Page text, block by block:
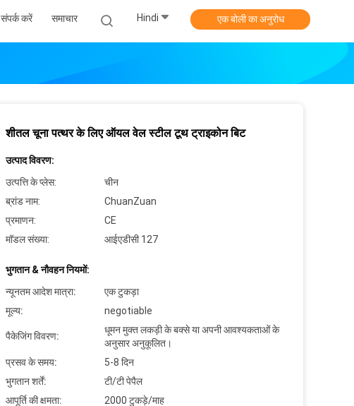
संपर्क करें समाचार Hindi एक बोली का अनुरोध
शीतल चूना पत्थर के लिए ऑयल वेल स्टील टूथ ट्राइकोन बिट
उत्पाद विवरण:
उत्पत्ति के प्लेस:
चीन
ब्रांड नाम:
ChuanZuan
प्रमाणन:
CE
मॉडल संख्या:
आईएडीसी 127
भुगतान & नौवहन नियमों:
न्यूनतम आदेश मात्रा:
एक टुकड़ा
मूल्य:
negotiable
पैकेजिंग विवरण:
धूमन मुक्त लकड़ी के बक्से या अपनी आवश्यकताओं के
अनुसार अनुकूलित।
प्रसव के समय:
5-8 दिन
भुगतान शर्तें:
टी/टी पेपैल
आपूर्ति की क्षमता:
2000 टुकड़े/माह